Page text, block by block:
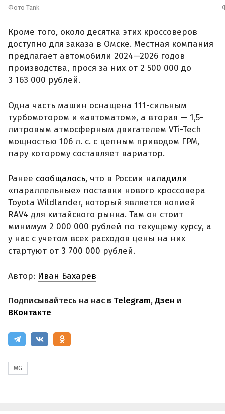
Фото Tank
Кроме того, около десятка этих кроссоверов
доступно для заказа в Омске. Местная компания
предлагает автомобили 2024—2026 годов
производства, прося за них от 2 500 000 до
3 163 000 рублей.
Одна часть машин оснащена 111-сильным
турбомотором и «автоматом», а вторая — 1,5-
литровым атмосферным двигателем VTi-Tech
мощностью 106 л. с. с цепным приводом ГРМ,
пару которому составляет вариатор.
Ранее сообщалось, что в России наладили
«параллельные» поставки нового кроссовера
Toyota Wildlander, который является копией
RAV4 для китайского рынка. Там он стоит
минимум 2 000 000 рублей по текущему курсу, а
у нас с учетом всех расходов цены на них
стартуют от 3 700 000 рублей.
Автор: Иван Бахарев
Подписывайтесь на нас в Telegram,Дзен и
ВКонтакте
MG